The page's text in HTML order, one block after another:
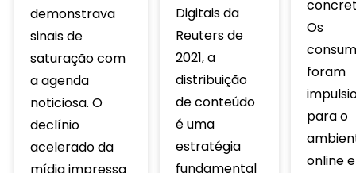
demonstrava
sinais de
saturação com
a agenda
noticiosa. O
declínio
acelerado da
Digitais da
Reuters de
2021, a
distribuição
de conteúdo
é uma
estratégia
fundamental
Os
foram
para o
online